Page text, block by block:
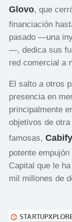
Glovo, que
financiación
pasado —una
—, dedica sus
red comercial a
El salto a otros
presencia en
principalmente
objetivos de
famosas, Cabify
potente
Capital que le
mil millones de